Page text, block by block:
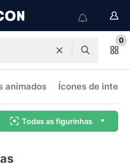
0
animados Ícones de
Todas as figurinhas